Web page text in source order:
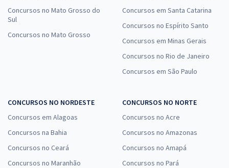
Concursos no Mato Grosso do
Sul
Concursos no Mato Grosso
Concursos em Santa Catarina
Concursos no Espírito Santo
Concursos em Minas Gerais
Concursos no Rio de Janeiro
Concursos em São Paulo
CONCURSOS NO NORDESTE
Concursos em Alagoas
Concursos na Bahia
Concursos no Ceará
Concursos no Maranhão
CONCURSOS NO NORTE
Concursos no Acre
Concursos no Amazonas
Concursos no Amapá
Concursos no Pará